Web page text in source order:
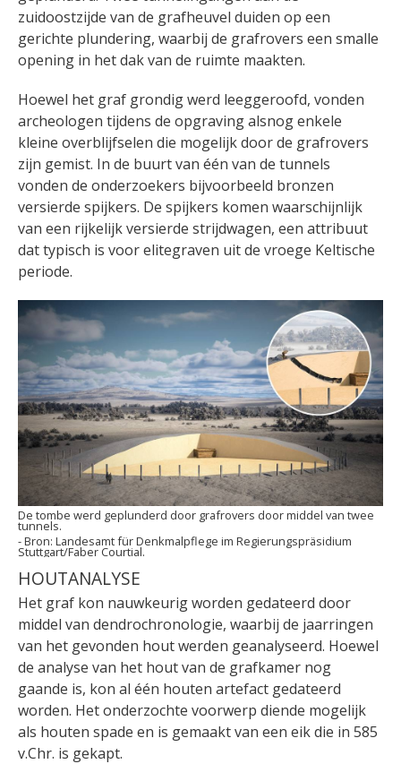
zuidoostzijde van de grafheuvel duiden op een
gerichte plundering, waarbij de grafrovers een smalle
opening in het dak van de ruimte maakten.
Hoewel het graf grondig werd leeggeroofd, vonden
archeologen tijdens de opgraving alsnog enkele
kleine overblijfselen die mogelijk door de grafrovers
zijn gemist. In de buurt van één van de tunnels
vonden de onderzoekers bijvoorbeeld bronzen
versierde spijkers. De spijkers komen waarschijnlijk
van een rijkelijk versierde strijdwagen, een attribuut
dat typisch is voor elitegraven uit de vroege Keltische
periode.
De tombe werd geplunderd door grafrovers door middel van twee
tunnels.
Landesamt für Denkmalpflege im Regierungspräsidium
Stuttgart/Faber Courtial.
HOUTANALYSE
Het graf kon nauwkeurig worden gedateerd door
middel van dendrochronologie, waarbij de jaarringen
van het gevonden hout werden geanalyseerd. Hoewel
de analyse van het hout van de grafkamer nog
gaande is, kon al één houten artefact gedateerd
worden. Het onderzochte voorwerp diende mogelijk
als houten spade en is gemaakt van een eik die in 585
v.Chr. is gekapt.